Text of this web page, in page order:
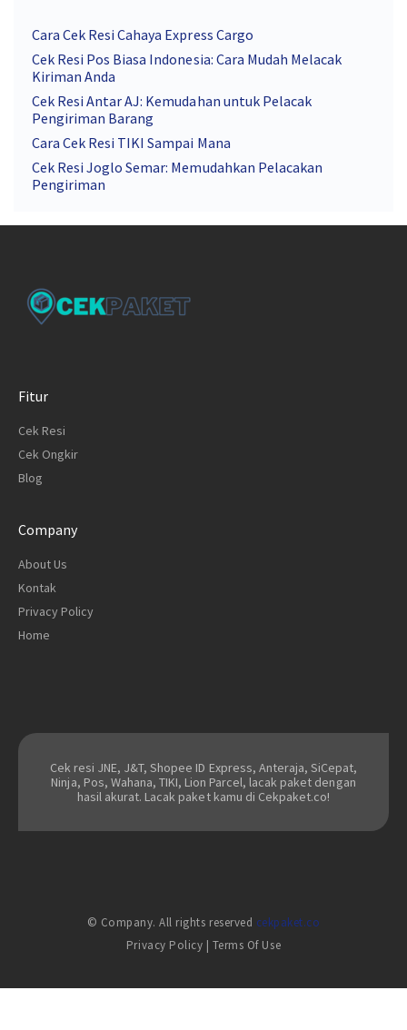
Cara Cek Resi Cahaya Express Cargo
Cek Resi Pos Biasa Indonesia: Cara Mudah Melacak
Kiriman Anda
Cek Resi Antar AJ: Kemudahan untuk Pelacak
Pengiriman Barang
Cara Cek Resi TIKI Sampai Mana
Cek Resi Joglo Semar: Memudahkan Pelacakan
Pengiriman
Fitur
Cek Resi
Cek Ongkir
Blog
Company
About Us
Kontak
Privacy Policy
Home
Cek resi JNE, J&T, Shopee ID Express, Anteraja, SiCepat,
Ninja, Pos, Wahana, TIKI, Lion Parcel, lacak paket dengan
hasil akurat. Lacak paket kamu di Cekpaket.co!
© Company. All rights reserved cekpaket.co
Privacy Policy | Terms Of Use